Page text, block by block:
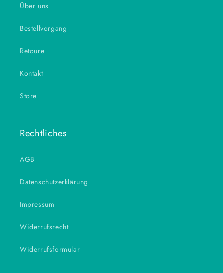
Über uns
Bestellvorgang
Retoure
Kontakt
Store
Rechtliches
AGB
Datenschutzerklärung
Impressum
Widerrufsrecht
Widerrufsformular